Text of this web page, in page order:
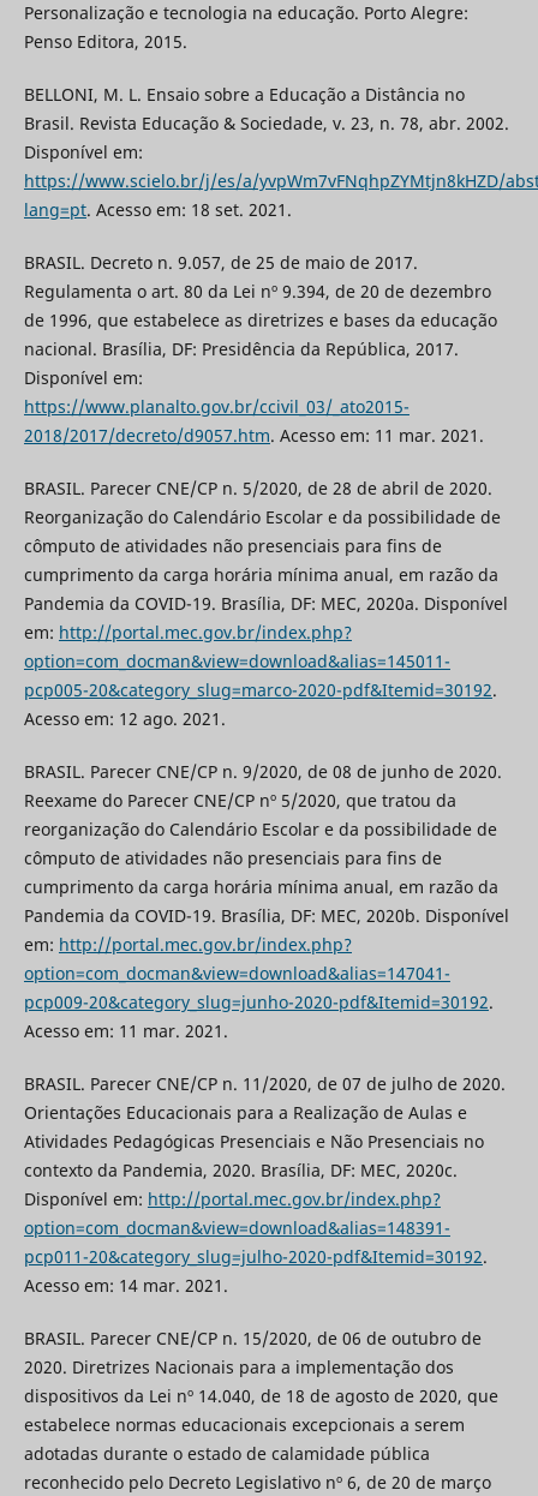
Personalização e tecnologia na educação. Porto Alegre:
Penso Editora, 2015.
BELLONI, M. L. Ensaio sobre a Educação a Distância no
Brasil. Revista Educação & Sociedade, v. 23, n. 78, abr. 2002.
Disponível em:
https://www.scielo.br/j/es/a/yvpWm7vFNqhpZYMtjn8kHZD/
lang=pt. Acesso em: 18 set. 2021.
BRASIL. Decreto n. 9.057, de 25 de maio de 2017.
Regulamenta o art. 80 da Lei nº 9.394, de 20 de dezembro
de 1996, que estabelece as diretrizes e bases da educação
nacional. Brasília, DF: Presidência da República, 2017.
Disponível em:
https://www.planalto.gov.br/ccivil_03/_ato2015-
2018/2017/decreto/d9057.htm. Acesso em: 11 mar. 2021.
BRASIL. Parecer CNE/CP n. 5/2020, de 28 de abril de 2020.
Reorganização do Calendário Escolar e da possibilidade de
cômputo de atividades não presenciais para fins de
cumprimento da carga horária mínima anual, em razão da
Pandemia da COVID-19. Brasília, DF: MEC, 2020a. Disponível
em: http://portal.mec.gov.br/index.php?
option=com_docman&view=download&alias=145011-
pcp005-20&category_slug=marco-2020-pdf&Itemid=30192.
Acesso em: 12 ago. 2021.
BRASIL. Parecer CNE/CP n. 9/2020, de 08 de junho de 2020.
Reexame do Parecer CNE/CP nº 5/2020, que tratou da
reorganização do Calendário Escolar e da possibilidade de
cômputo de atividades não presenciais para fins de
cumprimento da carga horária mínima anual, em razão da
Pandemia da COVID-19. Brasília, DF: MEC, 2020b. Disponível
em: http://portal.mec.gov.br/index.php?
option=com_docman&view=download&alias=147041-
pcp009-20&category_slug=junho-2020-pdf&Itemid=30192.
Acesso em: 11 mar. 2021.
BRASIL. Parecer CNE/CP n. 11/2020, de 07 de julho de 2020.
Orientações Educacionais para a Realização de Aulas e
Atividades Pedagógicas Presenciais e Não Presenciais no
contexto da Pandemia, 2020. Brasília, DF: MEC, 2020c.
Disponível em: http://portal.mec.gov.br/index.php?
option=com_docman&view=download&alias=148391-
pcp011-20&category_slug=julho-2020-pdf&Itemid=30192.
Acesso em: 14 mar. 2021.
BRASIL. Parecer CNE/CP n. 15/2020, de 06 de outubro de
2020. Diretrizes Nacionais para a implementação dos
dispositivos da Lei nº 14.040, de 18 de agosto de 2020, que
estabelece normas educacionais excepcionais a serem
adotadas durante o estado de calamidade pública
reconhecido pelo Decreto Legislativo nº 6, de 20 de março